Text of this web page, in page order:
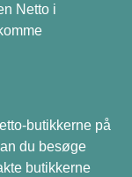
Netto i
butikkerne på
du besøge
butikkerne